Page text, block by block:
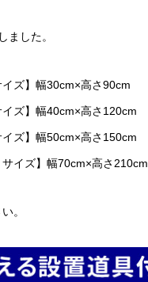
ました。
ズ】幅30cm×高さ90cm
ズ】幅40cm×高さ120cm
ズ】幅50cm×高さ150cm
イズ】幅70cm×高さ210cm
。